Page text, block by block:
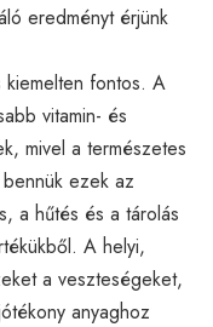
eredményt érjünk
kiemelten fontos. A
vitamin- és
mivel a természetes
ezek az
a hűtés és a tárolás
A helyi,
a veszteségeket,
anyaghoz